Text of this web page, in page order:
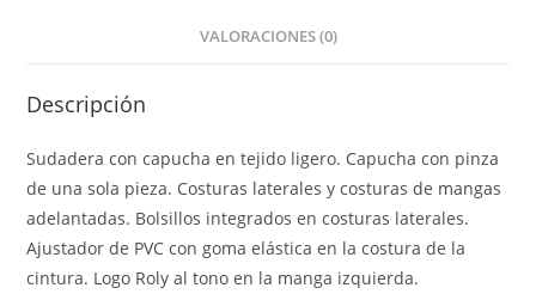
VALORACIONES (0)
Descripción
Sudadera con capucha en tejido ligero. Capucha con pinza
de una sola pieza. Costuras laterales y costuras de mangas
adelantadas. Bolsillos integrados en costuras laterales.
Ajustador de PVC con goma elástica en la costura de la
cintura. Logo Roly al tono en la manga izquierda.